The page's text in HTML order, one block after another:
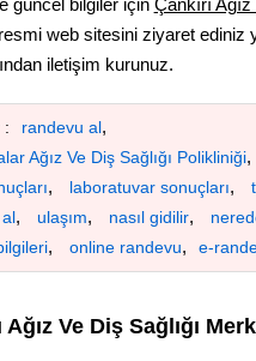
güncel bilgiler için Çankırı
web sitesini ziyaret ediniz
iletişim kurunuz.
: randevu al,
Ağız Ve Diş Sağlığı Polikliniği,
, laboratuvar sonuçları,
, ulaşım, nasıl gidilir,
, online randevu, e-
Ağız Ve Diş Sağlığı